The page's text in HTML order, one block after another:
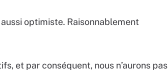
optimiste. Raisonnablement
et par conséquent, nous n’aurons pas